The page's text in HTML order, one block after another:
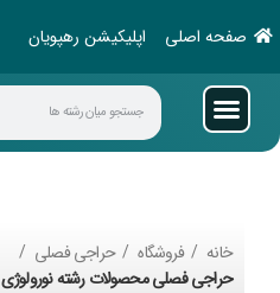
صفحه اصلی اپلیکیشن رهپویان
خانه فروشگاه
حراجی فصلی
حراجی فصلی محصولات رشته نورولوژی